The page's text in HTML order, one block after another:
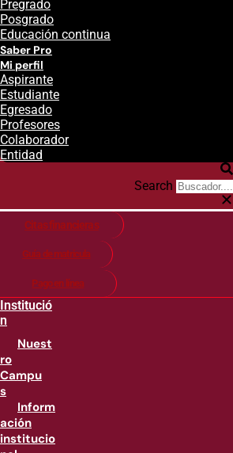
Pregrado
Posgrado
Educación continua
Saber Pro
Mi perfil
Aspirante
Estudiante
Egresado
Profesores
Colaborador
Entidad
Search
Citas financieras
Guía de matricula
Pago en línea
Institució
n
Nuest
ro
Campu
s
Inform
ación
institucio